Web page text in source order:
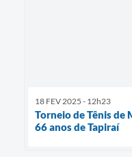
18 FEV 2025 - 12h23
Torneio de Tênis de
66 anos de Tapiraí